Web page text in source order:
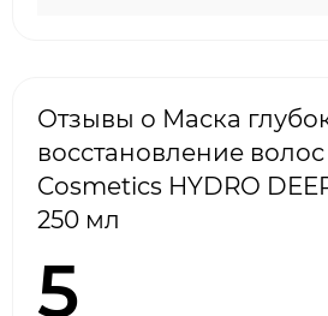
Отзывы о Маска
восстановление
Cosmetics HYDRO
250 мл
5